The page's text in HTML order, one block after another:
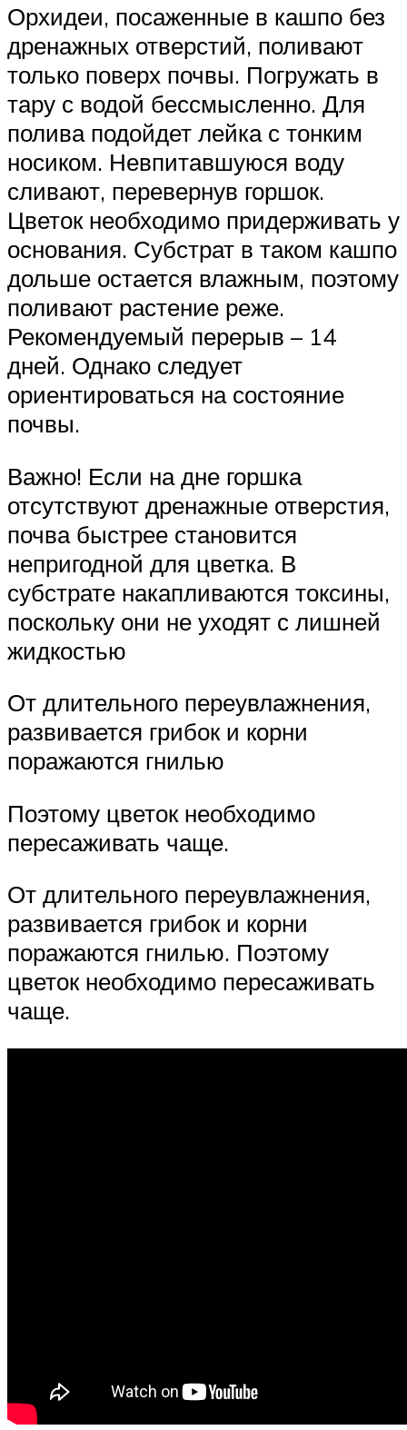
Орхидеи, посаженные в кашпо без
дренажных отверстий, поливают
только поверх почвы. Погружать в
тару с водой бессмысленно. Для
полива подойдет лейка с тонким
носиком. Невпитавшуюся воду
сливают, перевернув горшок.
Цветок необходимо придерживать у
основания. Субстрат в таком кашпо
дольше остается влажным, поэтому
поливают растение реже.
Рекомендуемый перерыв – 14
дней. Однако следует
ориентироваться на состояние
почвы.
Важно! Если на дне горшка
отсутствуют дренажные отверстия,
почва быстрее становится
непригодной для цветка. В
субстрате накапливаются токсины,
поскольку они не уходят с лишней
жидкостью
От длительного переувлажнения,
развивается грибок и корни
поражаются гнилью
Поэтому цветок необходимо
пересаживать чаще.
От длительного переувлажнения,
развивается грибок и корни
поражаются гнилью. Поэтому
цветок необходимо пересаживать
чаще.